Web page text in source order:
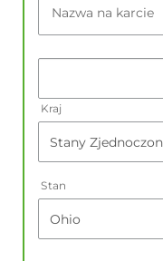
Nazwa na karcie
Kraj
Stan